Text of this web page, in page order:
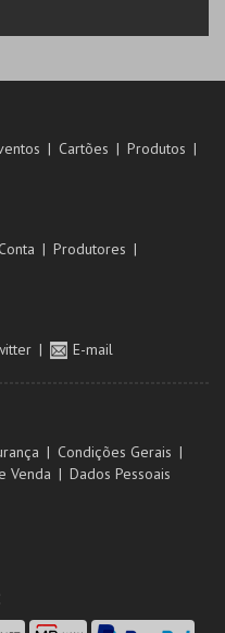
Cartões
Produtos
Produtores
E-mail
Condições Gerais
Venda Dados Pessoais